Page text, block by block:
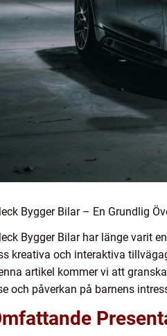
Bygger Bilar – En Grundlig
Bygger Bilar har länge varit
kreativa och interaktiva
artikel kommer vi att
och påverkan på barnens